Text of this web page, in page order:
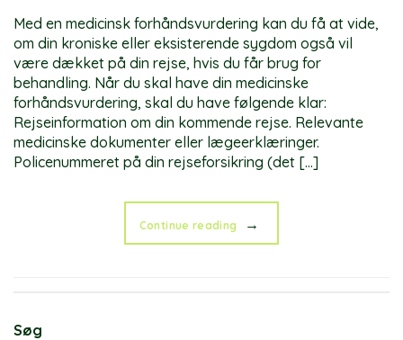
Med en medicinsk forhåndsvurdering kan du få at vide,
om din kroniske eller eksisterende sygdom også vil
være dækket på din rejse, hvis du får brug for
behandling. Når du skal have din medicinske
forhåndsvurdering, skal du have følgende klar:
Rejseinformation om din kommende rejse. Relevante
medicinske dokumenter eller lægeerklæringer.
Policenummeret på din rejseforsikring (det […]
Continue reading →
Søg